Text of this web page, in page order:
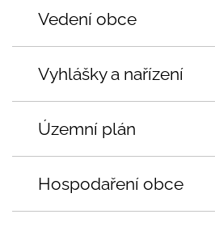
Vedení obce
Vyhlášky a nařízení
Územní plán
Hospodaření obce